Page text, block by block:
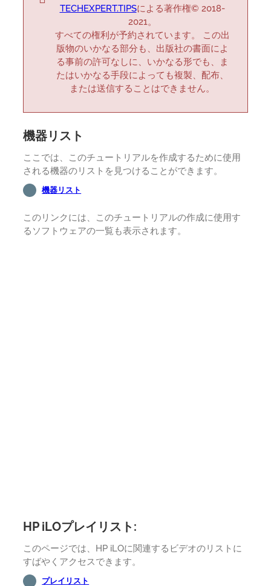
TECHEXPERT.TIPSによる著作権© 2018-
2021。
すべての権利が予約されています。 この出
版物のいかなる部分も、出版社の書面によ
る事前の許可なしに、いかなる形でも、ま
たはいかなる手段によっても複製、配布、
または送信することはできません。
機器リスト
ここでは、このチュートリアルを作成するために使用
される機器のリストを見つけることができます。
機器リスト
このリンクには、このチュートリアルの作成に使用す
るソフトウェアの一覧も表示されます。
HP iLOプレイリスト:
このページでは、HP iLOに関連するビデオのリストに
すばやくアクセスできます。
プレイリスト